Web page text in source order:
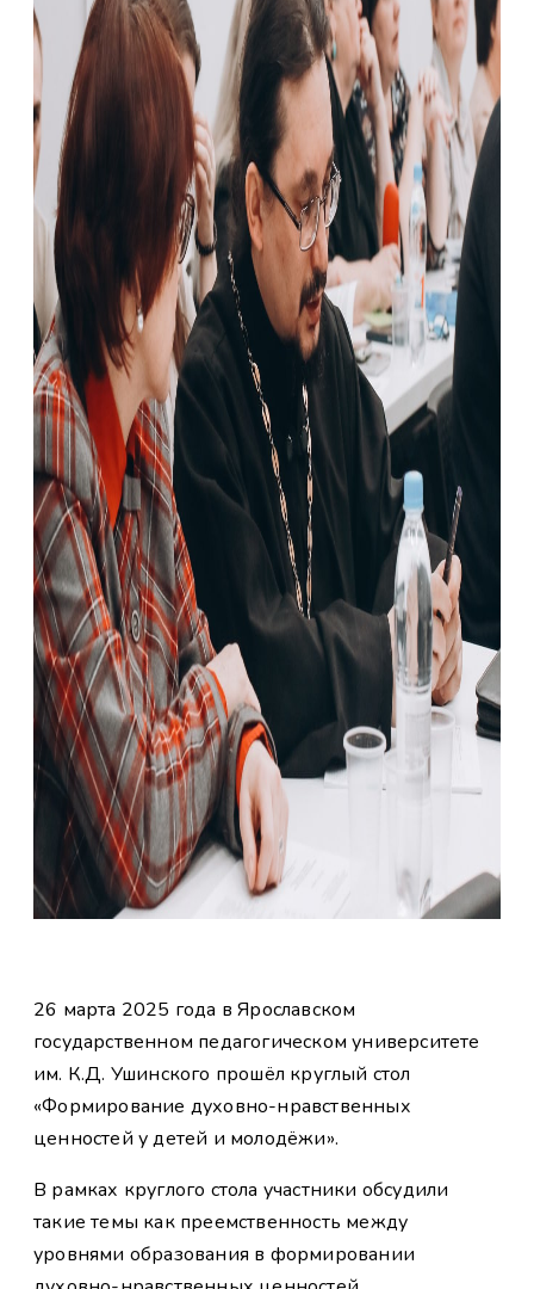
26 марта 2025 года в Ярославском
государственном педагогическом университете
им. К.Д. Ушинского прошёл круглый стол
«Формирование духовно-нравственных
ценностей у детей и молодёжи».
В рамках круглого стола участники обсудили
такие темы как преемственность между
уровнями образования в формировании